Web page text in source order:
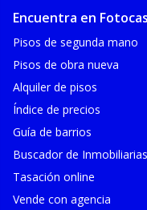
Encuentra en
Pisos de segunda mano
Pisos de obra nueva
Alquiler de pisos
Índice de precios
Guía de barrios
Buscador de Inmobiliarias
Tasación online
Vende con agencia